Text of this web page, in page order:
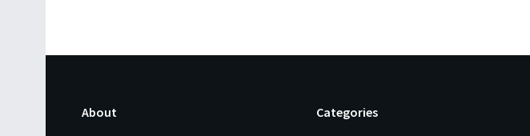
About Categories